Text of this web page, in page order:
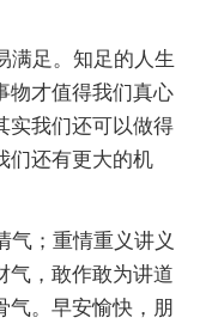
满足。知足的人生
物才值得我们真心
实我们还可以做得
们还有更大的机
气；重情重义讲义
气，敢作敢为讲道
气。早安愉快，朋